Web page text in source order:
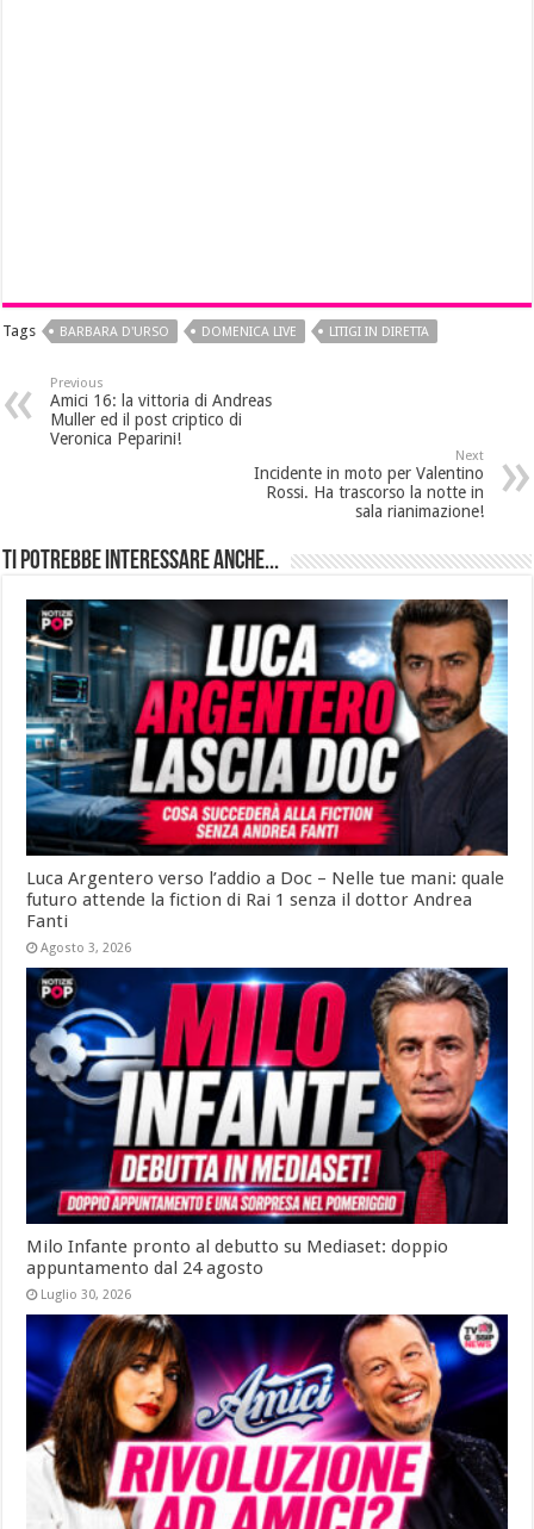
Tags BARBARA D'URSO DOMENICA LIVE LITIGI IN DIRETTA
Previous
Amici 16: la vittoria di Andreas
Muller ed il post criptico di
Veronica Peparini!
Next
Incidente in moto per Valentino
Rossi. Ha trascorso la notte in
sala rianimazione!
Ti potrebbe interessare anche...
Luca Argentero verso l’addio a Doc – Nelle tue mani: quale
futuro attende la fiction di Rai 1 senza il dottor Andrea
Fanti
Agosto 3, 2026
Milo Infante pronto al debutto su Mediaset: doppio
appuntamento dal 24 agosto
Luglio 30, 2026